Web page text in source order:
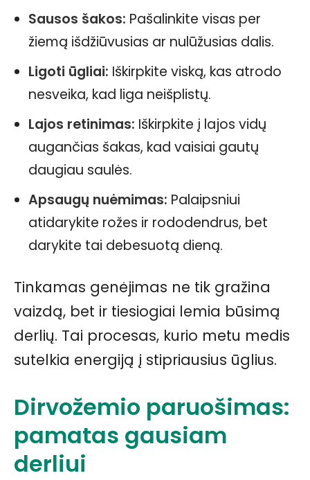
Sausos šakos: Pašalinkite visas per
žiemą išdžiūvusias ar nulūžusias dalis.
Ligoti ūgliai: Iškirpkite viską, kas atrodo
nesveika, kad liga neišplistų.
Lajos retinimas: Iškirpkite į lajos vidų
augančias šakas, kad vaisiai gautų
daugiau saulės.
Apsaugų nuėmimas: Palaipsniui
atidarykite rožes ir rododendrus, bet
darykite tai debesuotą dieną.
Tinkamas genėjimas ne tik gražina
vaizdą, bet ir tiesiogiai lemia būsimą
derlių. Tai procesas, kurio metu medis
sutelkia energiją į stipriausius ūglius.
Dirvožemio paruošimas:
pamatas gausiam
derliui